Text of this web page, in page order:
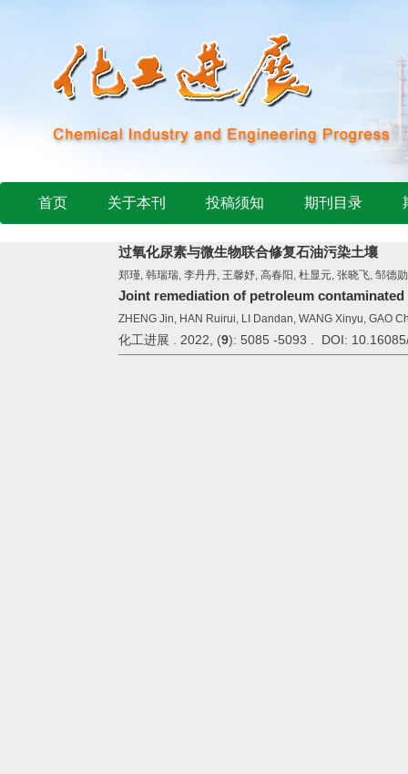
首页 关于本刊 投稿须知 期刊目录
过氧化尿素与微生物联合修复石油污染土壤
郑瑾, 韩瑞瑞, 李丹丹, 王馨妤, 高春阳, 杜显元, 张晓飞, 邹德勋
Joint remediation of petroleum
ZHENG Jin, HAN Ruirui, LI Dandan, WANG Xinyu, GAO
化工进展 . 2022, (9): 5085 -5093 . DOI: